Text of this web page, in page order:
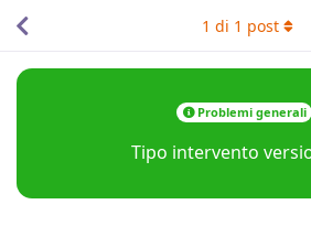
Problemi generali
Tipo intervento
1 di 1 post